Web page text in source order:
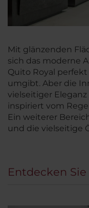
Mit glänzenden
sich das moderne
Quito Royal
umgibt. Aber die
vielseitiger
inspiriert vom
Ein weiterer
und die vielseitige
Entdecken